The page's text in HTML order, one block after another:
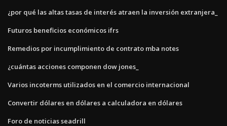
¿por qué las altas tasas de interés atraen la inversión extranjera_
Futuros beneficios económicos ifrs
Remedios por incumplimiento de contrato mba notes
¿cuántas acciones componen dow jones_
Varios incoterms utilizados en el comercio internacional
Convertir dólares en dólares a calculadora en dólares
Foro de noticias seadrill